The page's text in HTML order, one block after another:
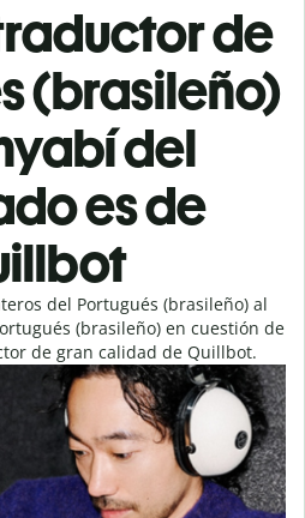
de
(brasileño)
del
es de
del Portugués (brasileño) al
(brasileño) en cuestión de
de gran calidad de Quillbot.